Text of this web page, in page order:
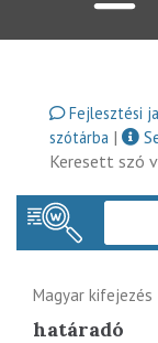
Fejlesztési
szótárba |
Keresett szó
Magyar kifejezés
határadó